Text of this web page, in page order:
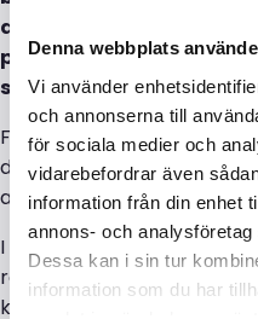
Denna webbplats
Vi använder
och annonserna till
för sociala medier och
vidarebefordrar även
information från din enhet
annons- och
Dessa kan i sin tur
information som du har
damm från traditionell
problem. Ytan blir ren
speciellt gäller detta
Flera moderna
där traditionell blästring
använda.
I vår strävan att vara ett
kombination med en